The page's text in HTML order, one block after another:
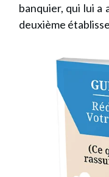
banquier, qui lui
deuxième